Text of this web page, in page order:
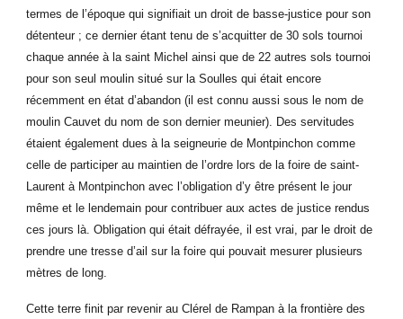
termes de l’époque qui signifiait un droit de basse-justice pour son
détenteur ; ce dernier étant tenu de s’acquitter de 30 sols tournoi
chaque année à la saint Michel ainsi que de 22 autres sols tournoi
pour son seul moulin situé sur la Soulles qui était encore
récemment en état d’abandon (il est connu aussi sous le nom de
moulin Cauvet du nom de son dernier meunier). Des servitudes
étaient également dues à la seigneurie de Montpinchon comme
celle de participer au maintien de l’ordre lors de la foire de saint-
Laurent à Montpinchon avec l’obligation d’y être présent le jour
même et le lendemain pour contribuer aux actes de justice rendus
ces jours là. Obligation qui était défrayée, il est vrai, par le droit de
prendre une tresse d’ail sur la foire qui pouvait mesurer plusieurs
mètres de long.
Cette terre finit par revenir au Clérel de Rampan à la frontière des